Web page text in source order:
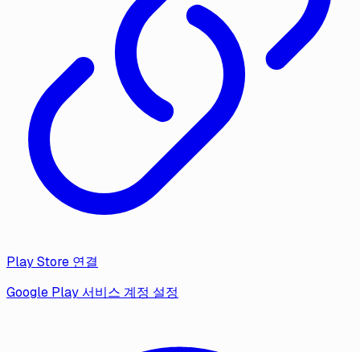
Play Store 연결
Google Play 서비스 계정 설정